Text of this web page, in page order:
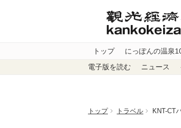
トップ にっぽんの温泉
電子版を読む ニュース
トップ トラベル KNT-CT